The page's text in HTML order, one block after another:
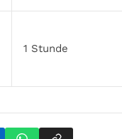
1 Stunde